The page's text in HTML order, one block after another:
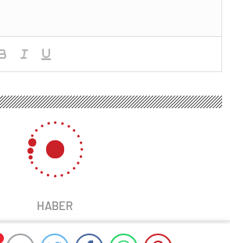
HABER